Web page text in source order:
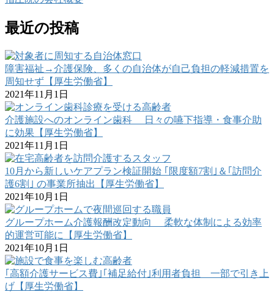
最近の投稿
障害福祉→介護保険、多くの自治体が自己負担の軽減措置を
周知せず【厚生労働省】
2021年11月1日
介護施設へのオンライン歯科 日々の嚥下指導・食事介助
に効果【厚生労働省】
2021年11月1日
10月から新しいケアプラン検証開始 ｢限度額7割｣＆｢訪問介
護6割｣ の事業所抽出【厚生労働省】
2021年10月1日
グループホーム介護報酬改定動向 柔軟な体制による効率
的運営可能に【厚生労働省】
2021年10月1日
｢高額介護サービス費｣｢補足給付｣利用者負担 一部で引き上
げ【厚生労働省】